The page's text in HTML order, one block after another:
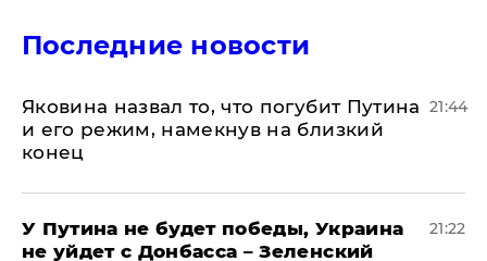
Последние новости
Яковина назвал то, что погубит Путина
и его режим, намекнув на близкий
конец
21:44
У Путина не будет победы, Украина
не уйдет с Донбасса – Зеленский
21:22